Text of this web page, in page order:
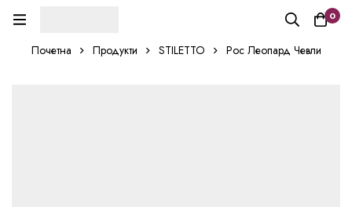
0
Почетна Продукти STILETTO Рос Леопард Чевли